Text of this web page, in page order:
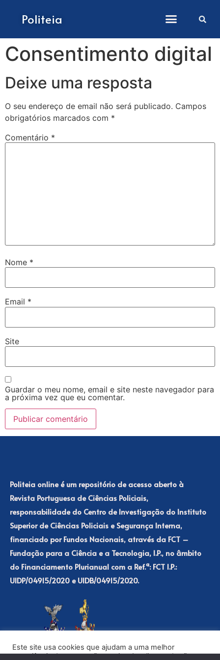
Politeia
Consentimento digital
Deixe uma resposta
O seu endereço de email não será publicado. Campos
obrigatórios marcados com *
Comentário *
Nome *
Email *
Site
Guardar o meu nome, email e site neste navegador para
a próxima vez que eu comentar.
Politeia online é um repositório de acesso aberto à
Revista Portuguesa de Ciências Policiais,
responsabilidade do Centro de Investigação do Instituto
Superior de Ciências Policiais e Segurança Interna,
financiado por Fundos Nacionais, através da FCT –
Fundação para a Ciência e a Tecnologia, I.P., no âmbito
do Financiamento Plurianual com a Ref.ª: FCT I.P.:
UIDP/04915/2020 e UIDB/04915/2020.
Este site usa cookies que ajudam a uma melhor
experiência de navegação no site. Ao clicar no botão